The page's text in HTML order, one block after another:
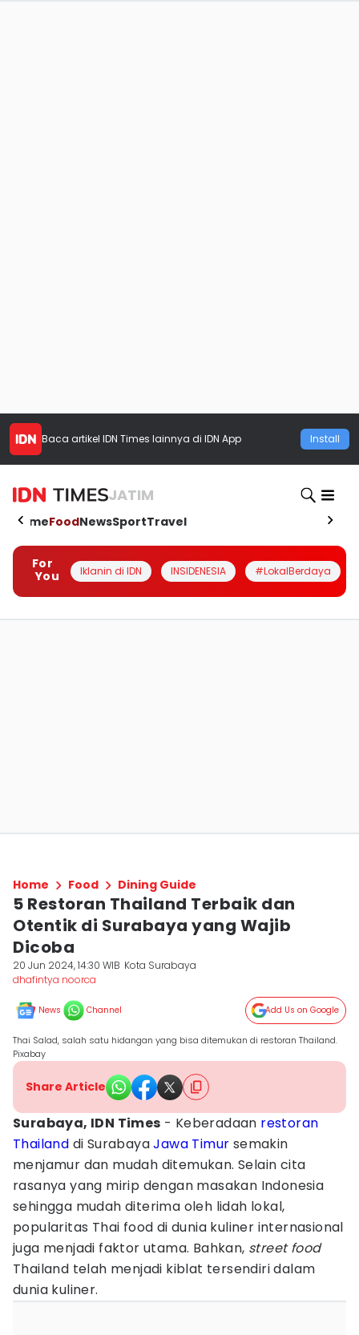
Baca artikel IDN Times lainnya di IDN App Install
JATIM
HomeFoodNewsSportTravel
For
You
Iklanin di IDN INSIDENESIA #LokalBerdaya
Home Food Dining Guide
5 Restoran Thailand Terbaik dan
Otentik di Surabaya yang Wajib
Dicoba
20 Jun 2024, 14:30 WIB Kota Surabaya
dhafintya noorca
News Channel Add Us on Google
Thai Salad, salah satu hidangan yang bisa ditemukan di restoran Thailand.
Pixabay
Share Article
Surabaya, IDN Times - Keberadaan restoran
Thailand di SurabayaJawa Timur semakin
menjamur dan mudah ditemukan. Selain cita
rasanya yang mirip dengan masakan Indonesia
sehingga mudah diterima oleh lidah lokal,
popularitas Thai food di dunia kuliner internasional
juga menjadi faktor utama. Bahkan, street food
Thailand telah menjadi kiblat tersendiri dalam
dunia kuliner.